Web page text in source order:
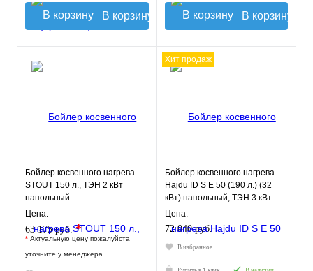
В корзину В корзину
Бойлер косвенного нагрева
STOUT 150 л., ТЭН 2 кВт
напольный
Цена:
63 175 руб.*
* Актуальную цену пожалуйста
уточните у менеджера
Хит продаж
Бойлер косвенного нагрева
Hajdu ID S E 50 (190 л.) (32
кВт) напольный, ТЭН 3 кВт.
Цена:
72 040 руб.
В избранное